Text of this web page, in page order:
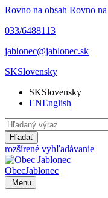
Rovno na obsah Rovno
033/6488113
jablonec@jablonec.sk
SKSlovensky
SKSlovensky
ENEnglish
Hľadať
rozšírené vyhľadávanie
ObecJablonec
Menu